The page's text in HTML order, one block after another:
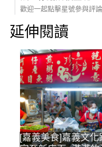
歡迎一起點擊星號參與評論
延伸閱讀
[嘉義美食]嘉義文